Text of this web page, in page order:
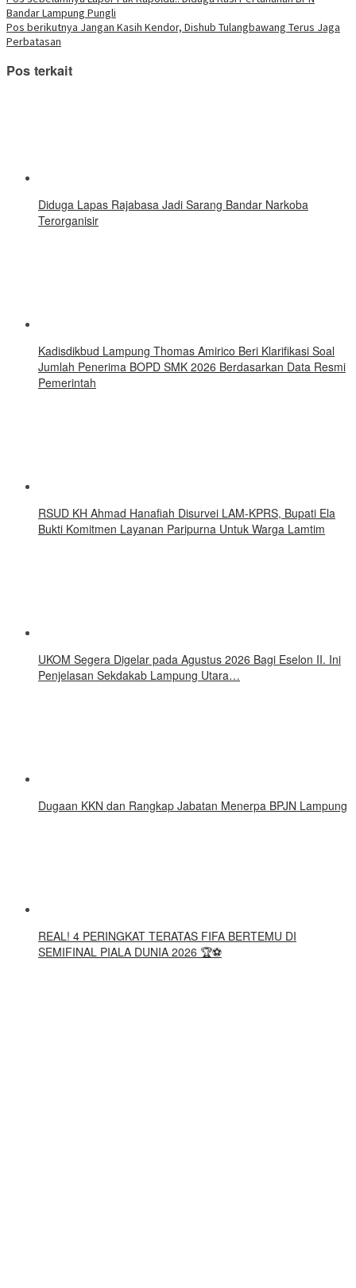
di
jendela
yang
baru)
pos
Bandar Lampung Pungli
Pos berikutnya Jangan Kasih Kendor, Dishub Tulangbawang Terus Jaga
Perbatasan
Pos terkait
Diduga Lapas Rajabasa Jadi Sarang Bandar Narkoba
Terorganisir
Kadisdikbud Lampung Thomas Amirico Beri Klarifikasi Soal
Jumlah Penerima BOPD SMK 2026 Berdasarkan Data Resmi
Pemerintah
RSUD KH Ahmad Hanafiah Disurvei LAM-KPRS, Bupati Ela
Bukti Komitmen Layanan Paripurna Untuk Warga Lamtim
UKOM Segera Digelar pada Agustus 2026 Bagi Eselon II. Ini
Penjelasan Sekdakab Lampung Utara…
Dugaan KKN dan Rangkap Jabatan Menerpa BPJN Lampung
REAL! 4 PERINGKAT TERATAS FIFA BERTEMU DI
SEMIFINAL PIALA DUNIA 2026 🏆⚽